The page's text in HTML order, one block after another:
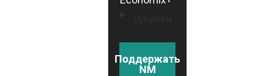
Поддержать
NM